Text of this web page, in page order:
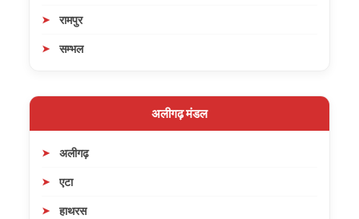
रामपुर
सम्भल
अलीगढ़ मंडल
अलीगढ़
एटा
हाथरस